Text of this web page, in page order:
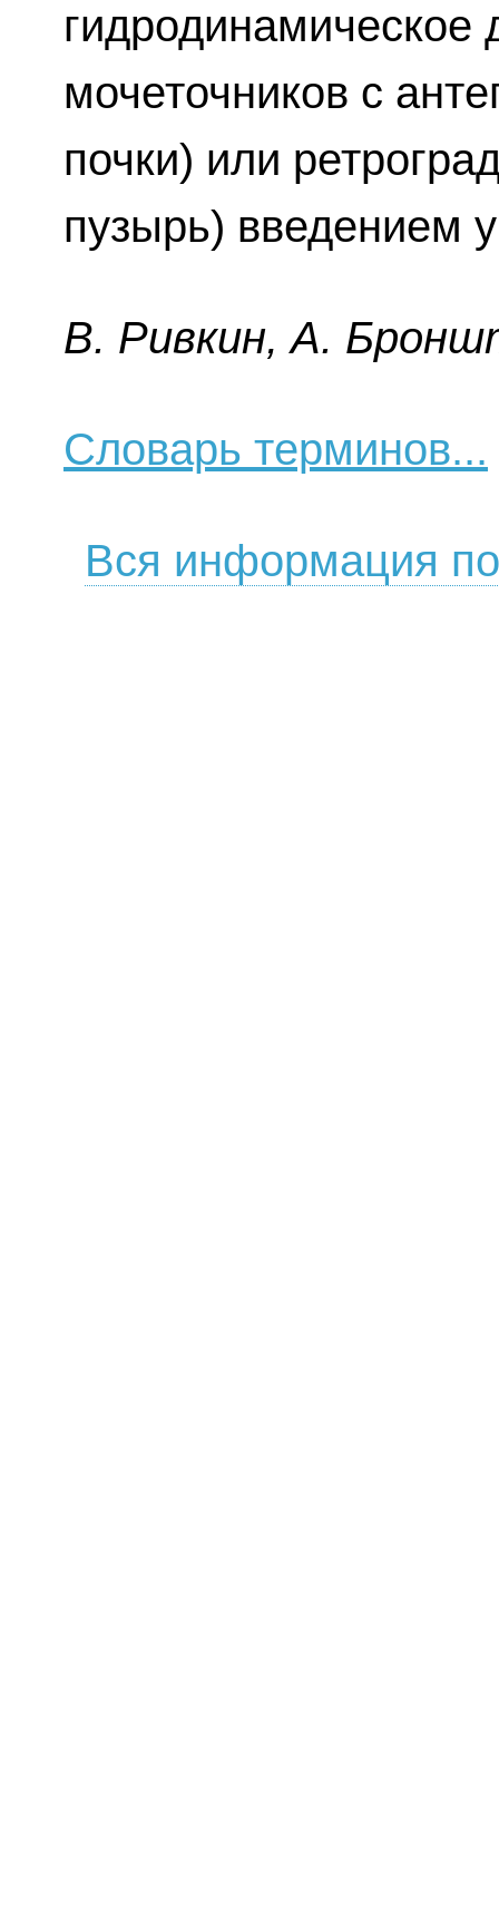
гидродинамическое
мочеточников с
почки) или
пузырь) введением
B. Pивкин, A.
Словарь терминов...
Вся информация